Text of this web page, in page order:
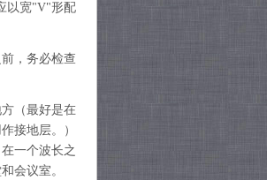
以宽"V"形配
，务必检查
（最好是在
接地层。）
一个波长之
会议室。